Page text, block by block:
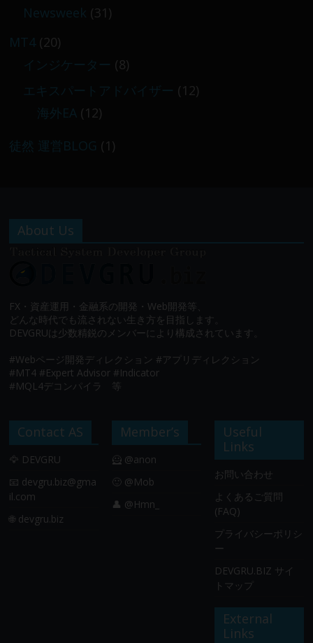
Newsweek (31)
MT4(20)
インジケーター (8)
エキスパートアドバイザー (12)
海外EA (12)
徒然 運営BLOG (1)
About Us
FX・資産運用・金融系の開発・Web開発等、
どんな時代でも流されない生き方を目指します。
DEVGRUは少数精鋭のメンバーにより構成されています。
#Webページ開発ディレクション #アプリディレクション
#MT4 #Expert Advisor #Indicator
#MQL4デコンパイラ 等
Contact AS
🦅 DEVGRU
📧 devgru.biz@gma
il.com
🌐 devgru.biz
Member’s
🦸 @anon
🙂 @Mob
👤 @Hmn_
Useful
Links
お問い合わせ
よくあるご質問
(FAQ)
プライバシーポリシ
ー
DEVGRU.BIZ サイ
トマップ
External
Links